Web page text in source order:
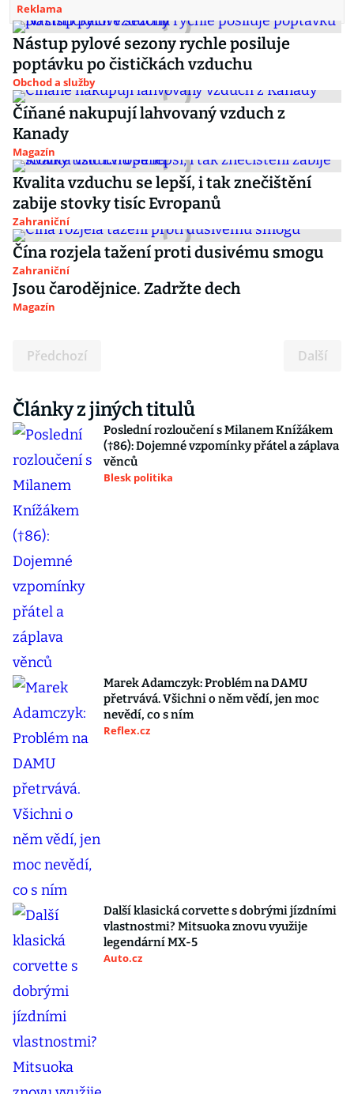
Reklama
Nástup pylové sezony rychle posiluje
poptávku po čističkách vzduchu
Obchod a služby
Číňané nakupují lahvovaný vzduch z
Kanady
Magazín
Kvalita vzduchu se lepší, i tak znečištění
zabije stovky tisíc Evropanů
Zahraniční
Čína rozjela tažení proti dusivému smogu
Zahraniční
Jsou čarodějnice. Zadržte dech
Magazín
Předchozí Další
Články z jiných titulů
Poslední rozloučení s Milanem Knížákem
(†86): Dojemné vzpomínky přátel a záplava
věnců
Blesk politika
Marek Adamczyk: Problém na DAMU
přetrvává. Všichni o něm vědí, jen moc
nevědí, co s ním
Reflex.cz
Další klasická corvette s dobrými jízdními
vlastnostmi? Mitsuoka znovu využije
legendární MX-5
Auto.cz